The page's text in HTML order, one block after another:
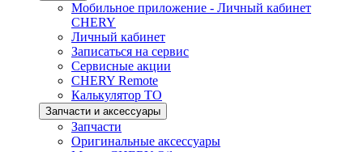
Мобильное приложение - Личный кабинет
CHERY
Личный кабинет
Записаться на сервис
Сервисные акции
CHERY Remote
Калькулятор ТО
Запчасти и аксессуары
Запчасти
Оригинальные аксессуары